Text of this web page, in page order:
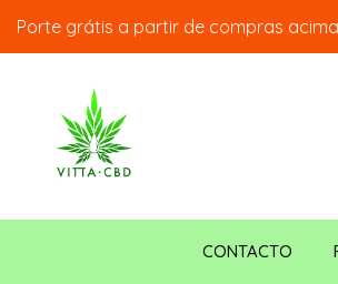
Porte grátis a partir de compras
CONTACTO